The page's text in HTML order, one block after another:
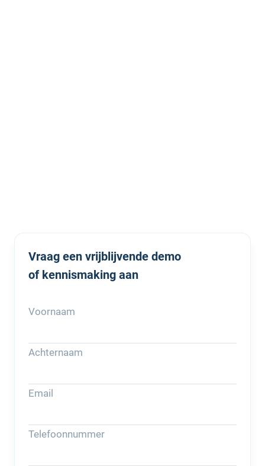
Vraag een vrijblijvende demo
of kennismaking aan
Voornaam
Achternaam
Email
Telefoonnummer